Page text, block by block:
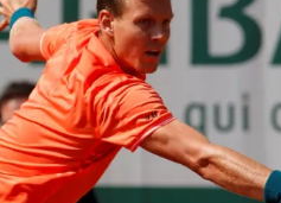
DALŠÍ SPORTY
Americký fotbal
Baseball a softbal
Basketbal
NEPŘEHLÉDNĚTE
Soutěže
Historické návraty